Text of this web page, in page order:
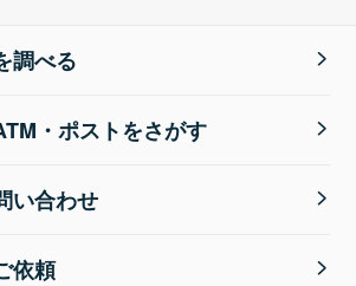
調べる
・ポストをさがす
い合わせ
依頼